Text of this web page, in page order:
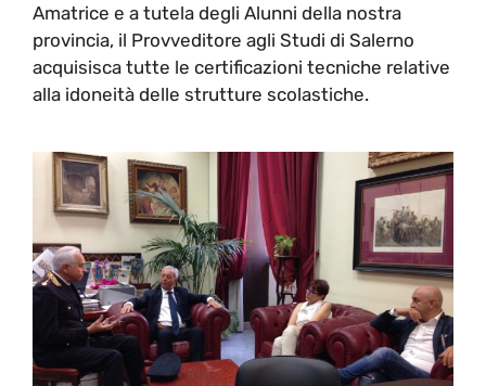
Amatrice e a tutela degli Alunni della nostra
provincia, il Provveditore agli Studi di Salerno
acquisisca tutte le certificazioni tecniche relative
alla idoneità delle strutture scolastiche.